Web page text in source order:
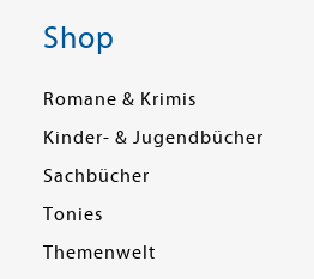
Shop
Romane & Krimis
Kinder- & Jugendbücher
Sachbücher
Tonies
Themenwelt